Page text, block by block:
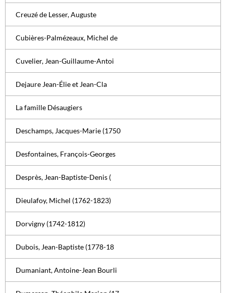
Creuzé de Lesser, Auguste
Cubières-Palmézeaux, Michel de
Cuvelier, Jean-Guillaume-Antoi
Dejaure Jean-Élie et Jean-Cla
La famille Désaugiers
Deschamps, Jacques-Marie (1750
Desfontaines, François-Georges
Desprès, Jean-Baptiste-Denis (
Dieulafoy, Michel (1762-1823)
Dorvigny (1742-1812)
Dubois, Jean-Baptiste (1778-18
Dumaniant, Antoine-Jean Bourli